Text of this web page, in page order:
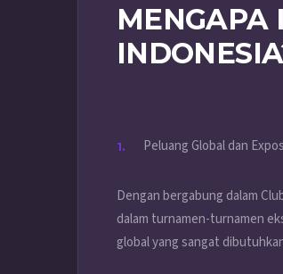
MENGAPA
Peluang Global dan
Dengan bergabung dalam
dalam turnamen-turnamen
global yang sangat